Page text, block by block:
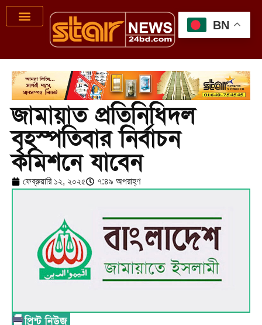
জামায়াত প্রতিনিধিদল
বৃহস্পতিবার নির্বাচন
কমিশনে যাবেন
ফেব্রুয়ারি ১২, ২০২৫ ৭:৪৯ অপরাহ্ণ
BN